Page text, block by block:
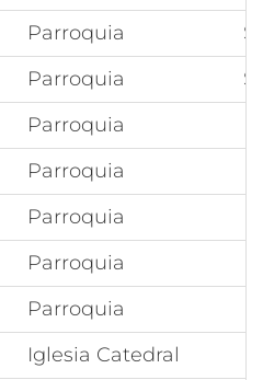
Parroquia
Parroquia
Parroquia
Parroquia
Parroquia
Parroquia
Parroquia
Iglesia Catedral